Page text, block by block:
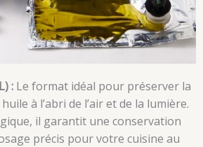
: Le format idéal pour préserver la
à l’abri de l’air et de la lumière.
il garantit une conservation
précis pour votre cuisine au